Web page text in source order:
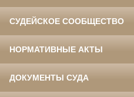
СУДЕЙСКОЕ СООБЩЕСТВО
НОРМАТИВНЫЕ АКТЫ
ДОКУМЕНТЫ СУДА